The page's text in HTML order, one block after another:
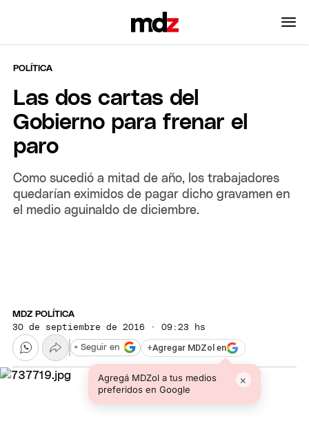
POLÍTICA
Las dos cartas del
Gobierno para frenar el
paro
Como sucedió a mitad de año, los trabajadores
quedarían eximidos de pagar dicho gravamen en
el medio aguinaldo de diciembre.
MDZ POLÍTICA
30 de septiembre de 2016 · 09:23 hs
+Agregar MDZol en
Agregá MDZol a tus medios
preferidos en Google
×
+ Seguir en